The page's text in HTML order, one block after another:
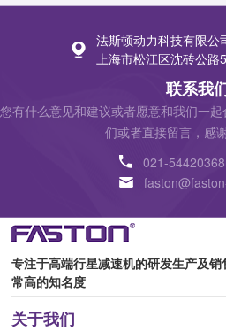
法斯顿动力科技有限公
上海市松江区沈砖公
联系我
您有什么意见和建议或者愿意和我们一
们或者直接留言，感
021-54420368
专注于高端行星减速机的研发生产及
常高的知名度
关于我们